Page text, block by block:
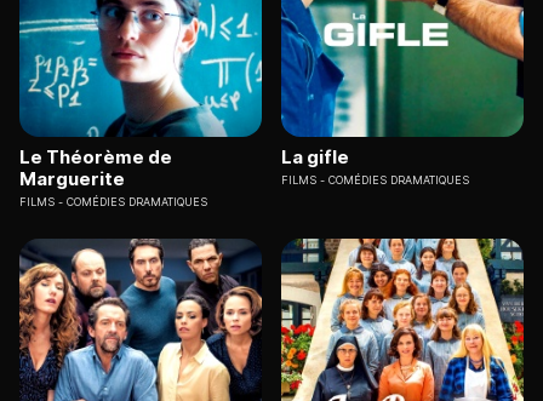
Le Théorème de
Marguerite
FILMS COMÉDIES DRAMATIQUES
La gifle
FILMS COMÉDIES DRAMATIQUES